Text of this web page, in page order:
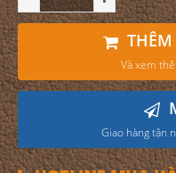
Và xem
Giao hàng tận